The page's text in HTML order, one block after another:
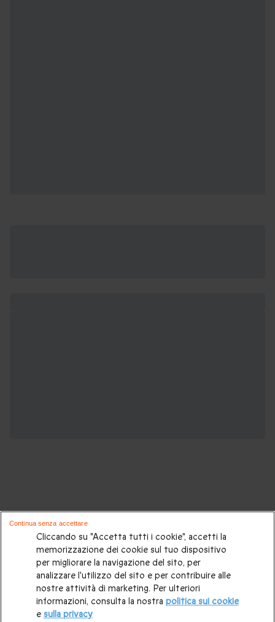
Potrebbero piacerti anche questi cofanetti
regalo:
Cosa regalare?|Idee regalo originali|Perchè regalare una
gift card|Buono regalo|Regali di compleanno
per la coppia|Regalo per matrimonio|Regalo anniversario
Cliccando su "Accetta tutti i cookie", accetti la
memorizzazione dei cookie sul tuo dispositivo
per migliorare la navigazione del sito, per
analizzare l'utilizzo del sito e per contribuire alle
nostre attività di marketing. Per ulteriori
informazioni, consulta la nostra politica sui cookie
e sulla privacy
Continua senza accettare